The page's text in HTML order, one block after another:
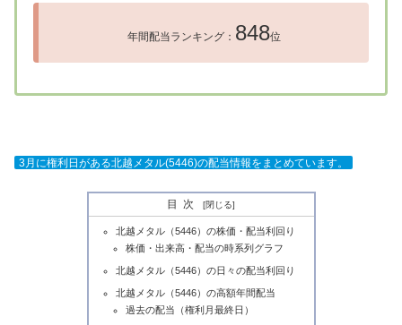
年間配当ランキング： 848位
3月に権利日がある北越メタル(5446)の配当情報をまとめています。
目次
北越メタル（5446）の株価・配当利回り
株価・出来高・配当の時系列グラフ
北越メタル（5446）の日々の配当利回り
北越メタル（5446）の高額年間配当
過去の配当（権利月最終日）